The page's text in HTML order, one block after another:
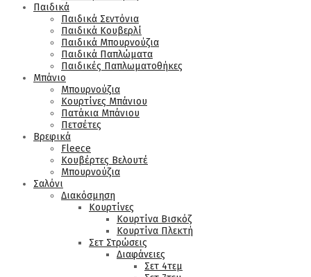
Παιδικά
Παιδικά Σεντόνια
Παιδικά Κουβερλί
Παιδικά Μπουρνούζια
Παιδικά Παπλώματα
Παιδικές Παπλωματοθήκες
Μπάνιο
Μπουρνούζια
Κουρτίνες Μπάνιου
Πατάκια Μπάνιου
Πετσέτες
Βρεφικά
Fleece
Κουβέρτες Βελουτέ
Μπουρνούζια
Σαλόνι
Διακόσμηση
Κουρτίνες
Κουρτίνα Βισκόζ
Κουρτίνα Πλεκτή
Σετ Στρώσεις
Διαφάνειες
Σετ 4τεμ